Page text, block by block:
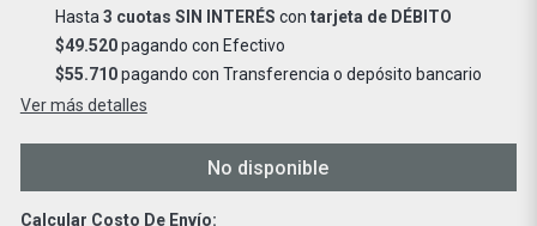
Hasta 3 cuotas SIN INTERÉS con tarjeta de DÉBITO
$49.520pagando con Efectivo
$55.710pagando con Transferencia o depósito bancario
Ver más detalles
No disponible
Calcular Costo De Envío: